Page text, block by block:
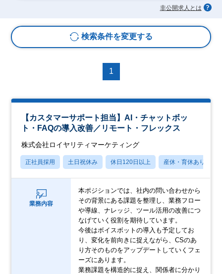
非公開求人とは
検索条件を変更する
1
【カスタマーサポート担当】AI・チャットボッ
ト・FAQの導入改善／リモート・フレックス
株式会社ロイヤリティマーケティング
正社員採用 土日祝休み 休日120日以上 産休・育休あり
業務内容
本ポジションでは、社内の問い合わせから
その背景にある課題を整理し、業務フロー
や導線、ナレッジ、ツール活用の改善につ
なげていく役割を期待しています。
今後はボイスボットの導入も予定してお
り、変化を前向きに捉えながら、CSのあ
り方そのものをアップデートしていくフェ
ーズにあります。
業務課題を構造的に捉え、関係者に分かり